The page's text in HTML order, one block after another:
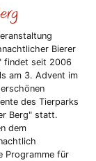
Bierer
findet seit 2006
am 3. Advent im
des Tierparks
Berg" statt.
dem
Programme für